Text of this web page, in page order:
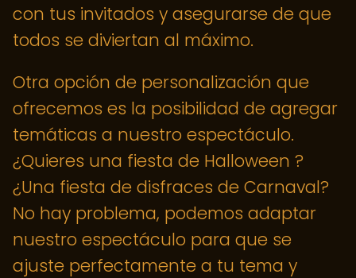
con tus invitados y asegurarse de que
todos se diviertan al máximo.
Otra opción de personalización que
ofrecemos es la posibilidad de agregar
temáticas a nuestro espectáculo.
¿Quieres una fiesta de Halloween ?
¿Una fiesta de disfraces de Carnaval?
No hay problema, podemos adaptar
nuestro espectáculo para que se
ajuste perfectamente a tu tema y